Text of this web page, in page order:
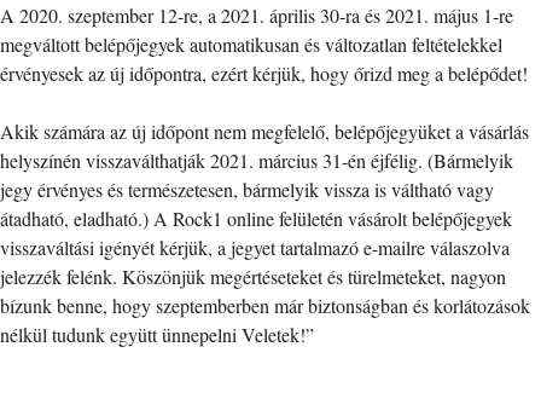
A 2020. szeptember 12-re, a 2021. április 30-ra és 2021. május 1-re
megváltott belépőjegyek automatikusan és változatlan feltételekkel
érvényesek az új időpontra, ezért kérjük, hogy őrizd meg a belépődet!
Akik számára az új időpont nem megfelelő, belépőjegyüket a vásárlás
helyszínén visszaválthatják 2021. március 31-én éjfélig. (Bármelyik
jegy érvényes és természetesen, bármelyik vissza is váltható vagy
átadható, eladható.) A Rock1 online felületén vásárolt belépőjegyek
visszaváltási igényét kérjük, a jegyet tartalmazó e-mailre válaszolva
jelezzék felénk. Köszönjük megértéseteket és türelmeteket, nagyon
bízunk benne, hogy szeptemberben már biztonságban és korlátozások
nélkül tudunk együtt ünnepelni Veletek!”